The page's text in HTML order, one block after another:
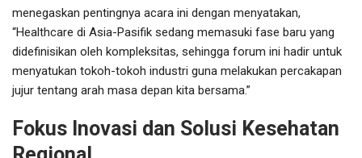
menegaskan pentingnya acara ini dengan menyatakan,
“Healthcare di Asia-Pasifik sedang memasuki fase baru yang
didefinisikan oleh kompleksitas, sehingga forum ini hadir untuk
menyatukan tokoh-tokoh industri guna melakukan percakapan
jujur tentang arah masa depan kita bersama.”
Fokus Inovasi dan Solusi Kesehatan